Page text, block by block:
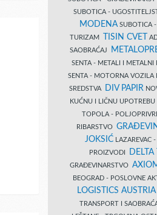
SUBOTICA -
MODENA SUBOTICA -
TURIZAM
TISIN CVET
SAOBRAĆAJ
SENTA - METALI I METALNI
SENTA - MOTORNA VOZILA
SREDSTVA
DIV PAPIR
KUĆNU I LIČNU UPOTREBU
TOPOLA -
RIBARSTVO
JOKSIĆLAZAREVAC -
PROIZVODI
DELTA
GRAĐEVINARSTVO
BEOGRAD - POSLOVNE
LOGISTICS
TRANSPORT I